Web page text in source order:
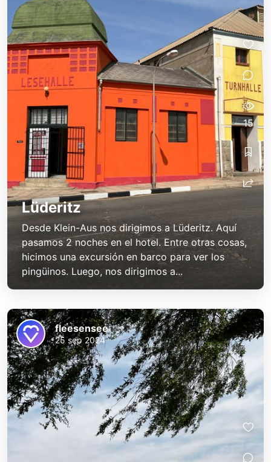
Lüderitz
Desde Klein-Aus nos dirigimos a Lüderitz. Aquí
pasamos 2 noches en el hotel. Entre otras cosas,
hicimos una excursión en barco para ver los
pingüinos. Luego, nos dirigimos a...
15
fleesensee
25 sep 2024